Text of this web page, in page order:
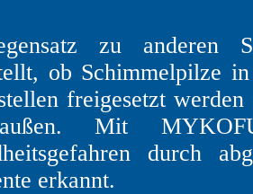
zu anderen
ob Schimmelpilze
freigesetzt
Mit
durch
erkannt.